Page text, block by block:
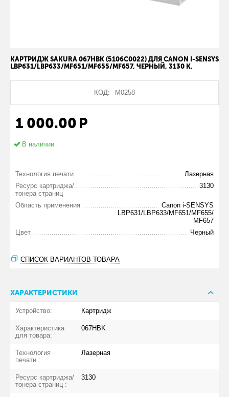
КАРТРИДЖ SAKURA 067HBK (5106C0022) ДЛЯ CANON I-SENSYS
LBP631/LBP633/MF651/MF655/MF657, ЧЕРНЫЙ, 3130 К.
КОД: М0258
1 000.00 Р
В наличии
Технология печати
Лазерная
Ресурс картриджа/
тонера страниц
3130
Область применения
Canon i-SENSYS
LBP631/LBP633/MF651/MF655/
MF657
Цвет
Черный
СПИСОК ВАРИАНТОВ ТОВАРА
ХАРАКТЕРИСТИКИ
Устройство: Картридж
Характеристика
для товара:
067HBK
Технология
печати :
Лазерная
Ресурс картриджа/
тонера страниц :
3130